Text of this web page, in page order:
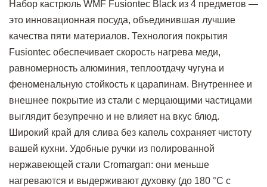
Набор кастрюль WMF Fusiontec Black из 4 предметов —
это инновационная посуда, объединившая лучшие
качества пяти материалов. Технология покрытия
Fusiontec обеспечивает скорость нагрева меди,
равномерность алюминия, теплоотдачу чугуна и
феноменальную стойкость к царапинам. Внутреннее и
внешнее покрытие из стали с мерцающими частицами
выглядит безупречно и не влияет на вкус блюд.
Широкий край для слива без капель сохраняет чистоту
вашей кухни. Удобные ручки из полированной
нержавеющей стали Cromargan: они меньше
нагреваются и выдерживают духовку (до 180 °C с